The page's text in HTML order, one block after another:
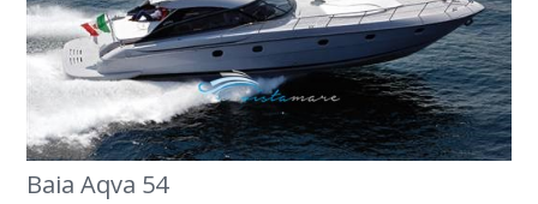
Baia Aqva 54